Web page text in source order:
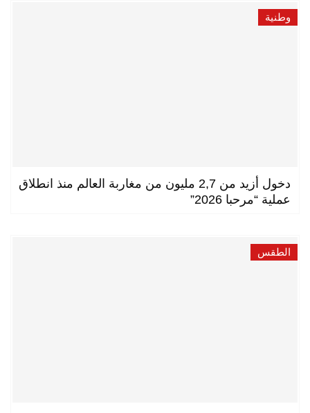
وطنية
دخول أزيد من 2,7 مليون من مغاربة العالم منذ انطلاق
عملية “مرحبا 2026”
الطقس